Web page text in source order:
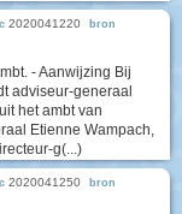
2020041220 bron
- Aanwijzing Bij
adviseur-generaal
het ambt van
Etienne Wampach,
g(...)
2020041250 bron